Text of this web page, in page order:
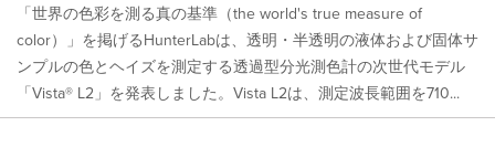
「世界の色彩を測る真の基準（the world's true measure of
color）」を掲げるHunterLabは、透明・半透明の液体および固体サ
ンプルの色とヘイズを測定する透過型分光測色計の次世代モデル
「Vista® L2」を発表しました。Vista L2は、測定波長範囲を710...